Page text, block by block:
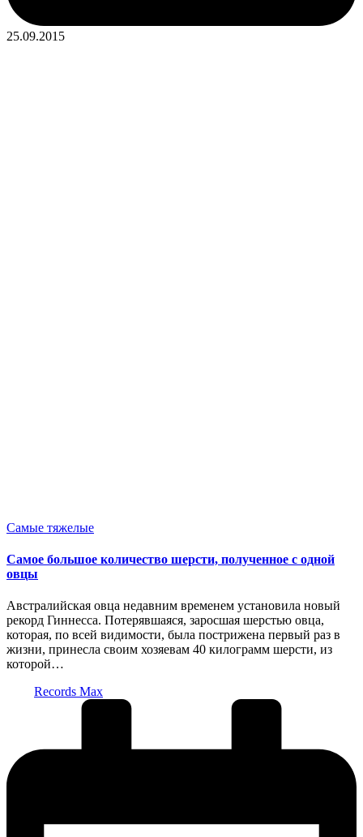
25.09.2015
Опубликовано
Самые тяжелые
Самое большое количество шерсти, полученное с одной
овцы
Австралийская овца недавним временем установила новый
рекорд Гиннесса. Потерявшаяся, заросшая шерстью овца,
которая, по всей видимости, была пострижена первый раз в
жизни, принесла своим хозяевам 40 килограмм шерсти, из
которой…
Records Max